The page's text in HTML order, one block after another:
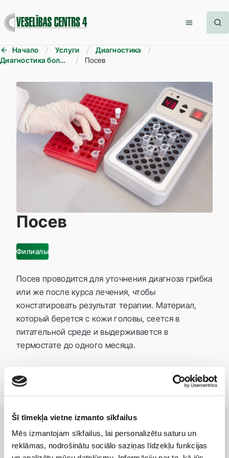
Šī tīmekļa vietne izmanto sīkfailus
Mēs izmantojam sīkfailus, lai personalizētu saturu un
reklāmas, nodrošinātu sociālo saziņas līdzekļu funkcijas
Начало Услуги
Диагностика
Диагностика болезней волос
Посев
Посев
Филиалы
Посев проводится для уточнения диагноза грибка
или же после курса лечения, чтобы
констатировать результат терапии. Материал,
который берется с кожи головы, сеется в
питательной среде и выдерживается в
термостате до одного месяца.
КЛИНИКИ С ЛУЧШИМИ УСЛУГАМИ